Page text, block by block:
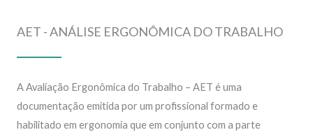
AET - ANÁLISE ERGONÔMICA DO TRABALHO
A Avaliação Ergonômica do Trabalho – AET é uma
documentação emitida por um profissional formado e
habilitado em ergonomia que em conjunto com a parte